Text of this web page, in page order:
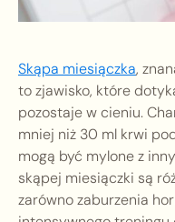
Skąpa miesiączka,
to zjawisko, które
pozostaje w cieniu.
mniej niż 30 ml krwi
mogą być mylone z
skąpej miesiączki są
zarówno zaburzenia